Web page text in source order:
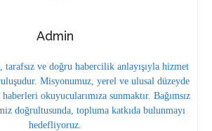
Admin
tarafsız ve doğru habercilik anlayışıyla hizmet
Misyonumuz, yerel ve ulusal düzeyde
okuyucularımıza sunmaktır. Bağımsız
doğrultusunda, topluma katkıda bulunmayı
hedefliyoruz.